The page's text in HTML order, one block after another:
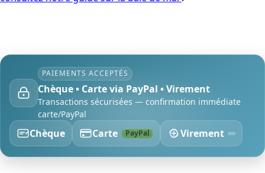
PAIEMENTS ACCEPTÉS
Chèque • Carte via PayPal • Virement
Transactions sécurisées — confirmation immédiate
carte/PayPal
Chèque Carte PayPal Virement